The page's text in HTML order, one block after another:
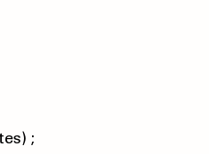
;